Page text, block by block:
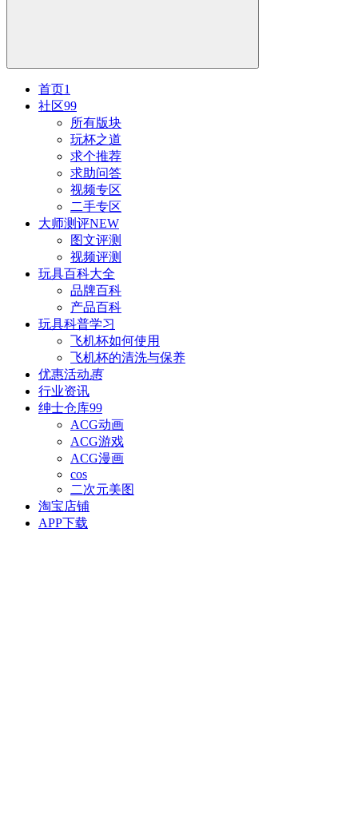
首页1
社区99
所有版块
玩杯之道
求个推荐
求助问答
视频专区
二手专区
大师测评NEW
图文评测
视频评测
玩具百科大全
品牌百科
产品百科
玩具科普学习
飞机杯如何使用
飞机杯的清洗与保养
优惠活动惠
行业资讯
绅士仓库99
ACG动画
ACG游戏
ACG漫画
cos
二次元美图
淘宝店铺
APP下载